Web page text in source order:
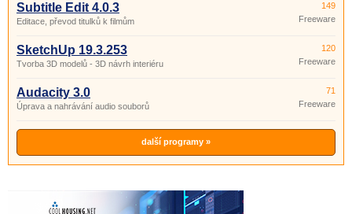
Subtitle Edit 4.0.3
Editace, převod titulků k filmům
149
Freeware
SketchUp 19.3.253
Tvorba 3D modelů - 3D návrh interiéru
120
Freeware
Audacity 3.0
Úprava a nahrávání audio souborů
71
Freeware
další programy »